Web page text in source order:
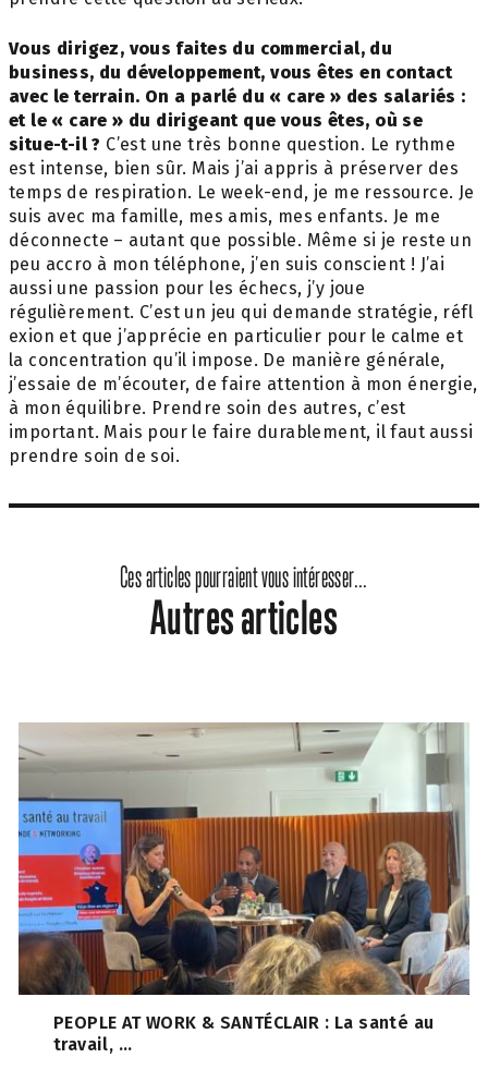
Vous dirigez, vous faites du commercial, du
business, du développement, vous êtes en contact
avec le terrain. On a parlé du « care » des salariés :
et le « care » du dirigeant que vous êtes, où se
situe-t-il ? C’est une très bonne question. Le rythme
est intense, bien sûr. Mais j’ai appris à préserver des
temps de respiration. Le week-end, je me ressource. Je
suis avec ma famille, mes amis, mes enfants. Je me
déconnecte – autant que possible. Même si je reste un
peu accro à mon téléphone, j’en suis conscient ! J’ai
aussi une passion pour les échecs, j’y joue
régulièrement. C’est un jeu qui demande stratégie, réfl
exion et que j’apprécie en particulier pour le calme et
la concentration qu’il impose. De manière générale,
j’essaie de m’écouter, de faire attention à mon énergie,
à mon équilibre. Prendre soin des autres, c’est
important. Mais pour le faire durablement, il faut aussi
prendre soin de soi.
Ces articles pourraient vous intéresser...
Autres articles
PEOPLE AT WORK & SANTÉCLAIR : La santé au
travail, ...